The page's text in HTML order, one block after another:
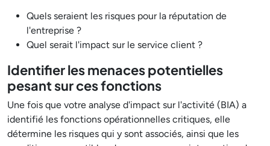
Quels seraient les risques pour la réputation de
l'entreprise ?
Quel serait l'impact sur le service client ?
Identifier les menaces potentielles
pesant sur ces fonctions
Une fois que votre analyse d'impact sur l'activité (BIA) a
identifié les fonctions opérationnelles critiques, elle
détermine les risques qui y sont associés, ainsi que les